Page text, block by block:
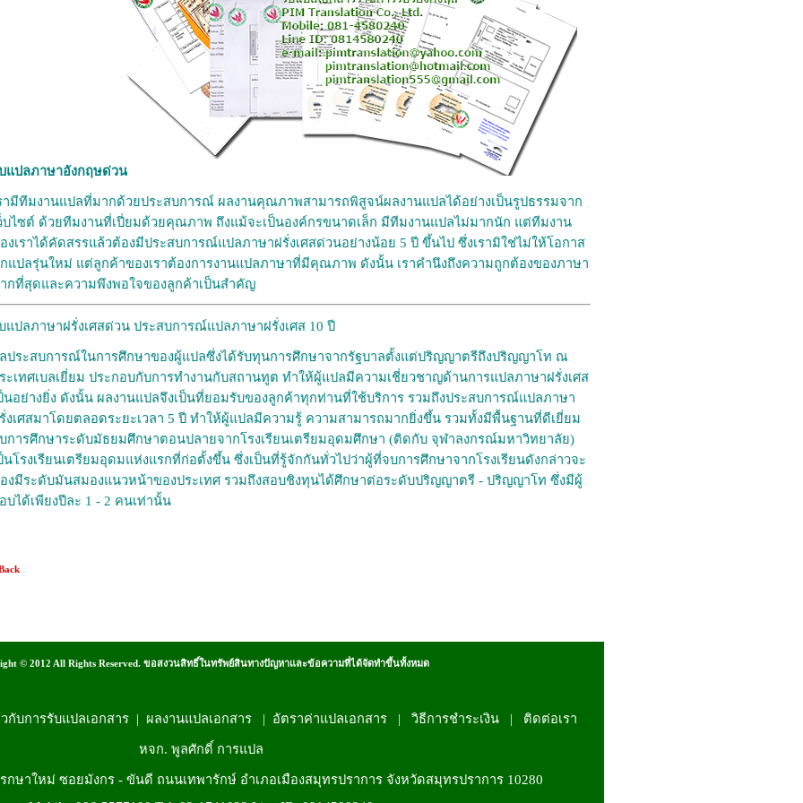
แปลภาษาอังกฤษด่วน
ามีทีมงานแปลที่มากด้วยประสบการณ์ ผลงานคุณภาพสามารถพิสูจน์ผลงานแปลได้อย่างเป็นรูปธรรมจาก
บไซต์ ด้วยทีมงานที่เปี่ยมด้วยคุณภาพ ถึงแม้จะเป็นองค์กรขนาดเล็ก มีทีมงานแปลไม่มากนัก แต่ทีมงาน
งเราได้คัดสรรแล้วต้องมีประสบการณ์แปลภาษาฝรั่งเศสด่วนอย่างน้อย 5 ปี ขึ้นไป ซึ่งเรามิใช่ไม่ให้โอกาส
แปลรุ่นใหม่ แต่ลูกค้าของเราต้องการงานแปลภาษาที่มีคุณภาพ ดังนั้น เราคำนึงถึงความถูกต้องของภาษา
กที่สุดและความพึงพอใจของลูกค้าเป็นสำคัญ
แปลภาษาฝรั่งเศสด่วน ประสบการณ์แปลภาษาฝรั่งเศส 10 ปี
ประสบการณ์ในการศึกษาของผู้แปลซึ่งได้รับทุนการศึกษาจากรัฐบาลตั้งแต่ปริญญาตรีถึงปริญญาโท ณ
ะเทศเบลเยี่ยม ประกอบกับการทำงานกับสถานทูต ทำให้ผู้แปลมีความเชี่ยวชาญด้านการแปลภาษาฝรั่งเศส
นอย่างยิ่ง ดังนั้น ผลงานแปลจึงเป็นที่ยอมรับของลูกค้าทุกท่านที่ใช้บริการ รวมถึงประสบการณ์แปลภาษา
งเศสมาโดยตลอดระยะเวลา 5 ปี ทำให้ผู้แปลมีความรู้ ความสามารถมากยิ่งขึ้น รวมทั้งมีพื้นฐานที่ดีเยี่ยม
การศึกษาระดับมัธยมศึกษาตอนปลายจากโรงเรียนเตรียมอุดมศึกษา (ติดกับ จุฬาลงกรณ์มหาวิทยาลัย)
นโรงเรียนเตรียมอุดมแห่งแรกที่ก่อตั้งขึ้น ซึ่งเป็นที่รู้จักกันทั่วไปว่าผู้ที่จบการศึกษาจากโรงเรียนดังกล่าวจะ
งมีระดับมันสมองแนวหน้าของประเทศ รวมถึงสอบชิงทุนได้ศึกษาต่อระดับปริญญาตรี - ปริญญาโท ซึ่งมีผู้
บได้เพียงปีละ 1 - 2 คนเท่านั้น
© 2012 All Rights Reserved. ขอสงวนสิทธิ์ในทรัพย์สินทางปัญหาและข้อความที่ได้จัดทำขึ้นทั้งหมด
กับการรับแปลเอกสาร| ผลงานแปลเอกสาร| อัตราค่าแปลเอกสาร| วิธีการชำระเงิน| ติดต่อเรา
หจก. พูลศักดิ์ การแปล
กษาใหม่ ซอยมังกร - ขันดี ถนนเทพารักษ์ อำเภอเมืองสมุทรปราการ จังหวัดสมุทรปราการ 10280